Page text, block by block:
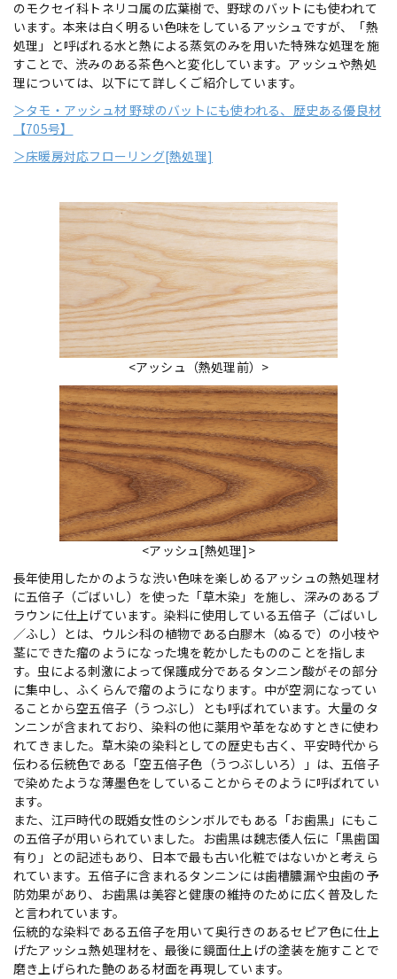
のモクセイ科トネリコ属の広葉樹で、野球のバットにも使われて
います。本来は白く明るい色味をしているアッシュですが、「熱
処理」と呼ばれる水と熱による蒸気のみを用いた特殊な処理を施
すことで、渋みのある茶色へと変化しています。アッシュや熱処
理については、以下にて詳しくご紹介しています。
＞タモ・アッシュ材 野球のバットにも使われる、歴史ある優良材
【705号】
＞床暖房対応フローリング[熱処理]
<アッシュ（熱処理前）>
<アッシュ[熱処理]>
長年使用したかのような渋い色味を楽しめるアッシュの熱処理材
に五倍子（ごばいし）を使った「草木染」を施し、深みのあるブ
ラウンに仕上げています。染料に使用している五倍子（ごばいし
／ふし）とは、ウルシ科の植物である白膠木（ぬるで）の小枝や
茎にできた瘤のようになった塊を乾かしたもののことを指しま
す。虫による刺激によって保護成分であるタンニン酸がその部分
に集中し、ふくらんで瘤のようになります。中が空洞になってい
ることから空五倍子（うつぶし）とも呼ばれています。大量のタ
ンニンが含まれており、染料の他に薬用や革をなめすときに使わ
れてきました。草木染の染料としての歴史も古く、平安時代から
伝わる伝統色である「空五倍子色（うつぶしいろ）」は、五倍子
で染めたような薄墨色をしていることからそのように呼ばれてい
ます。
また、江戸時代の既婚女性のシンボルでもある「お歯黒」にもこ
の五倍子が用いられていました。お歯黒は魏志倭人伝に「黒歯国
有り」との記述もあり、日本で最も古い化粧ではないかと考えら
れています。五倍子に含まれるタンニンには歯槽膿漏や虫歯の予
防効果があり、お歯黒は美容と健康の維持のために広く普及した
と言われています。
伝統的な染料である五倍子を用いて奥行きのあるセピア色に仕上
げたアッシュ熱処理材を、最後に鏡面仕上げの塗装を施すことで
磨き上げられた艶のある材面を再現しています。